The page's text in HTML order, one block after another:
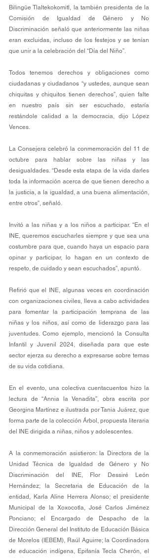
Bilingüe Tlaltekokomitl, la también presidenta de la
Comisión de Igualdad de Género y No
Discriminación señaló que anteriormente las niñas
eran excluidas, incluso de los festejos y se tenían
que unir a la celebración del “Día del Niño”.
Todos tenemos derechos y obligaciones como
ciudadanas y ciudadanos “y ustedes, aunque sean
chiquitas y chiquitos tienen derechos”, quien falte
en nuestro país sin ser escuchado, estaría
restándole calidad a la democracia, dijo López
Vences.
La Consejera celebró la conmemoración del 11 de
octubre para hablar sobre las niñas y las
desigualdades. “Desde esta etapa de la vida darles
toda la información acerca de que tienen derecho a
la justicia, a la igualdad, a una buena alimentación,
entre otros”, señaló.
Invitó a las niñas y a los niños a participar. “En el
INE, queremos escucharles siempre y que sea una
costumbre para que, cuando haya un espacio para
opinar y participar, lo hagan en un contexto de
respeto, de cuidado y sean escuchados”, apuntó.
Refirió que el INE, algunas veces en coordinación
con organizaciones civiles, lleva a cabo actividades
para fomentar la participación temprana de las
niñas y los niños, así como de liderazgo para las
juventudes. Como ejemplo, mencionó la Consulta
Infantil y Juvenil 2024, diseñada para que este
sector ejerza su derecho a expresarse sobre temas
de su vida cotidiana.
En el evento, una colectiva cuentacuentos hizo la
lectura de “Annia la Venadita”, obra escrita por
Georgina Martínez e ilustrada por Tania Juárez, que
forma parte de la colección Árbol, propuesta literaria
del INE dirigida a niñas, niños y adolescentes.
A la conmemoración asistieron: la Directora de la
Unidad Técnica de Igualdad de Género y No
Discriminación del INE, Flor Dessiré León
Hernández; la Secretaria de Educación de la
entidad, Karla Aline Herrera Alonso; el presidente
Municipal de la Xoxocotla, José Carlos Jiménez
Ponciano; el Encargado de Despacho de la
Dirección General del Instituto de Educación Básica
de Morelos (IEBEM), Raúl Aguirre; la Coordinadora
de educación indígena, Epifanía Tecla Cherón, el